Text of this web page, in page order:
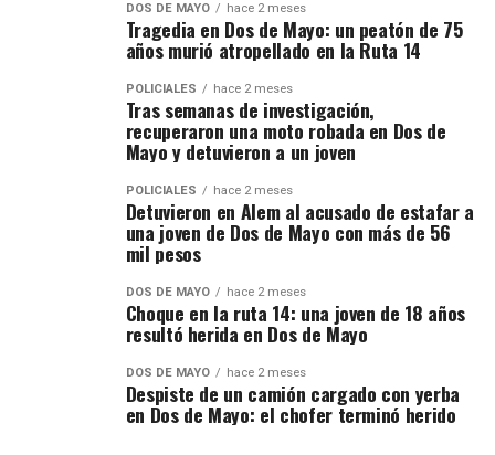
DOS DE MAYO hace 2 meses
Tragedia en Dos de Mayo: un peatón de 75
años murió atropellado en la Ruta 14
POLICIALES hace 2 meses
Tras semanas de investigación,
recuperaron una moto robada en Dos de
Mayo y detuvieron a un joven
POLICIALES hace 2 meses
Detuvieron en Alem al acusado de estafar a
una joven de Dos de Mayo con más de 56
mil pesos
DOS DE MAYO hace 2 meses
Choque en la ruta 14: una joven de 18 años
resultó herida en Dos de Mayo
DOS DE MAYO hace 2 meses
Despiste de un camión cargado con yerba
en Dos de Mayo: el chofer terminó herido